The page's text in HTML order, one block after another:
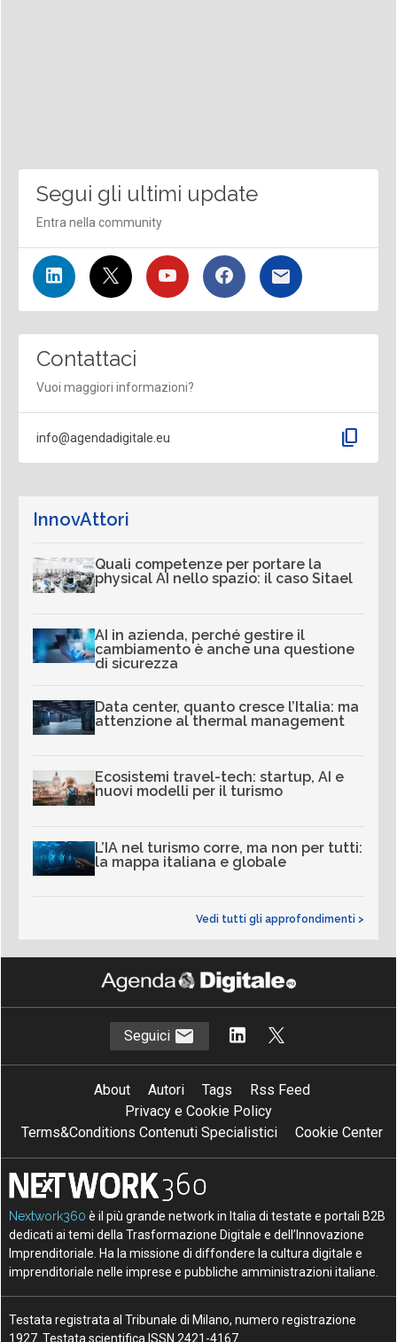
Segui gli ultimi update
Entra nella community
Contattaci
Vuoi maggiori informazioni?
info@agendadigitale.eu content_copy
InnovAttori
Quali competenze per portare la
physical AI nello spazio: il caso Sitael
AI in azienda, perché gestire il
cambiamento è anche una questione
di sicurezza
Data center, quanto cresce l’Italia: ma
attenzione al thermal management
Ecosistemi travel-tech: startup, AI e
nuovi modelli per il turismo
L’IA nel turismo corre, ma non per tutti:
la mappa italiana e globale
Vedi tutti gli approfondimenti >
Seguici
About Autori Tags
Rss Feed
Privacy e Cookie Policy
Terms&Conditions Contenuti Specialistici
Cookie Center
Nextwork360 è il più grande network in Italia di testate e portali B2B
dedicati ai temi della Trasformazione Digitale e dell’Innovazione
Imprenditoriale. Ha la missione di diffondere la cultura digitale e
imprenditoriale nelle imprese e pubbliche amministrazioni italiane.
Testata registrata al Tribunale di Milano, numero registrazione
1927. Testata scientifica ISSN 2421-4167